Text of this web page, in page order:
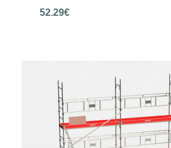
52.29€
Ajouter au panier